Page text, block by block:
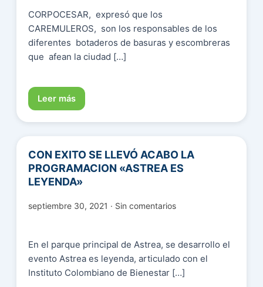
CORPOCESAR, expresó que los
CAREMULEROS, son los responsables de los
diferentes botaderos de basuras y escombreras
que afean la ciudad […]
Leer más
CON EXITO SE LLEVÓ ACABO LA
PROGRAMACION «ASTREA ES
LEYENDA»
septiembre 30, 2021 · Sin comentarios
En el parque principal de Astrea, se desarrollo el
evento Astrea es leyenda, articulado con el
Instituto Colombiano de Bienestar […]